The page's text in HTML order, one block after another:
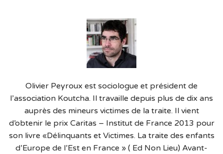
Olivier Peyroux est sociologue et président de
l’association Koutcha. Il travaille depuis plus de dix ans
auprès des mineurs victimes de la traite. Il vient
d’obtenir le prix Caritas – Institut de France 2013 pour
son livre «Délinquants et Victimes. La traite des enfants
d’Europe de l’Est en France » ( Ed Non Lieu) Avant-